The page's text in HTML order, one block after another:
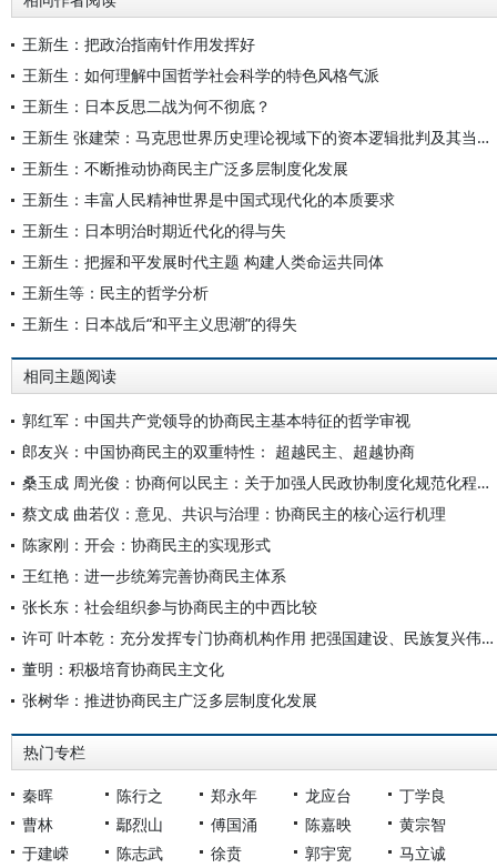
王新生：把政治指南针作用发挥好
王新生：如何理解中国哲学社会科学的特色风格气派
王新生：日本反思二战为何不彻底？
王新生 张建荣：马克思世界历史理论视域下的资本逻辑批判及其当代意义——基于《资本论》及其手稿的文本研究
王新生：不断推动协商民主广泛多层制度化发展
王新生：丰富人民精神世界是中国式现代化的本质要求
王新生：日本明治时期近代化的得与失
王新生：把握和平发展时代主题 构建人类命运共同体
王新生等：民主的哲学分析
王新生：日本战后“和平主义思潮”的得失
相同主题阅读
郭红军：中国共产党领导的协商民主基本特征的哲学审视
郎友兴：中国协商民主的双重特性： 超越民主、超越协商
桑玉成 周光俊：协商何以民主：关于加强人民政协制度化规范化程序化功能建设的思考
蔡文成 曲若仪：意见、共识与治理：协商民主的核心运行机理
陈家刚：开会：协商民主的实现形式
王红艳：进一步统筹完善协商民主体系
张长东：社会组织参与协商民主的中西比较
许可 叶本乾：充分发挥专门协商机构作用 把强国建设、民族复兴伟业不断推向前进
董明：积极培育协商民主文化
张树华：推进协商民主广泛多层制度化发展
热门专栏
秦晖 陈行之 郑永年 龙应台
丁学良
曹林
鄢烈山 傅国涌 陈嘉映
黄宗智
于建嵘
陈志武 徐贲 郭宇宽 马立诚